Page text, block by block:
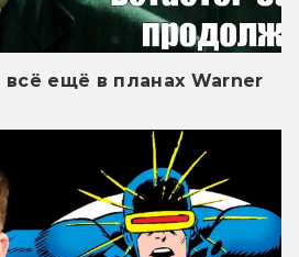
всё ещё в планах Warner